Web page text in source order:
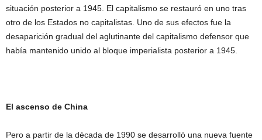
situación posterior a 1945. El capitalismo se restauró en uno tras
otro de los Estados no capitalistas. Uno de sus efectos fue la
desaparición gradual del aglutinante del capitalismo defensor que
había mantenido unido al bloque imperialista posterior a 1945.
El ascenso de China
Pero a partir de la década de 1990 se desarrolló una nueva fuente